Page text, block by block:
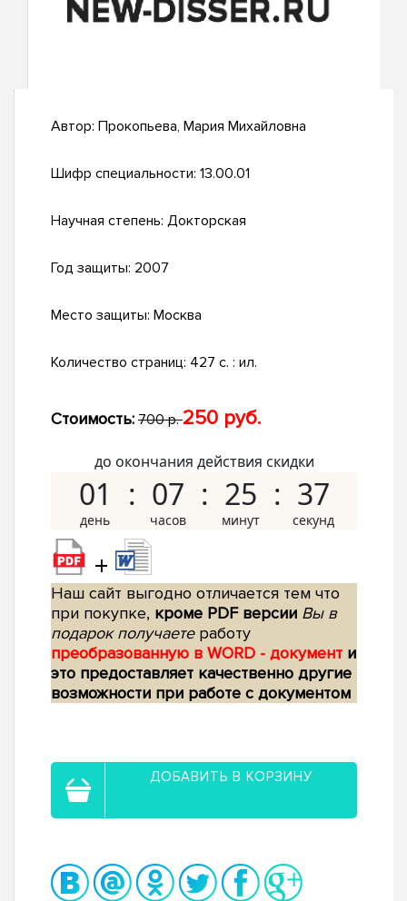
Автор: Прокопьева, Мария Михайловна
Шифр специальности: 13.00.01
Научная степень: Докторская
Год защиты: 2007
Место защиты: Москва
Количество страниц: 427 с. : ил.
Стоимость: 700 р.250 руб.
до окончания действия скидки
01 07 25 36
+
Наш сайт выгодно отличается тем что
при покупке, кроме PDF версии Вы в
подарок получаетеработу
преобразованную в WORD - документ и
это предоставляет качественно другие
возможности при работе с документом
ДОБАВИТЬ В КОРЗИНУ